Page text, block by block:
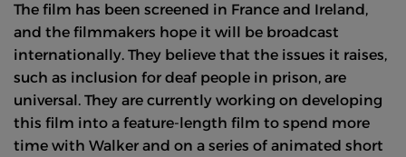
The film has been screened in France and Ireland,
and the filmmakers hope it will be broadcast
internationally. They believe that the issues it raises,
such as inclusion for deaf people in prison, are
universal. They are currently working on developing
this film into a feature-length film to spend more
time with Walker and on a series of animated short